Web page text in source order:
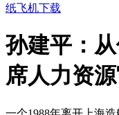
纸飞机下载
孙建平：
席人力资